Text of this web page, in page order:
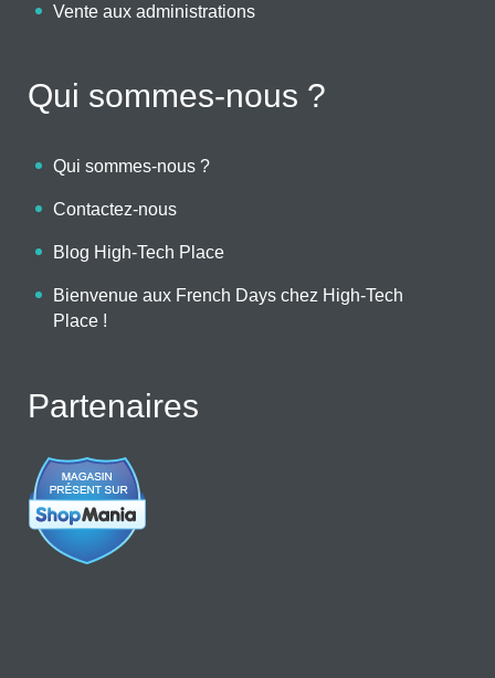
Vente aux administrations
Qui sommes-nous ?
Qui sommes-nous ?
Contactez-nous
Blog High-Tech Place
Bienvenue aux French Days chez High-Tech
Place !
Partenaires